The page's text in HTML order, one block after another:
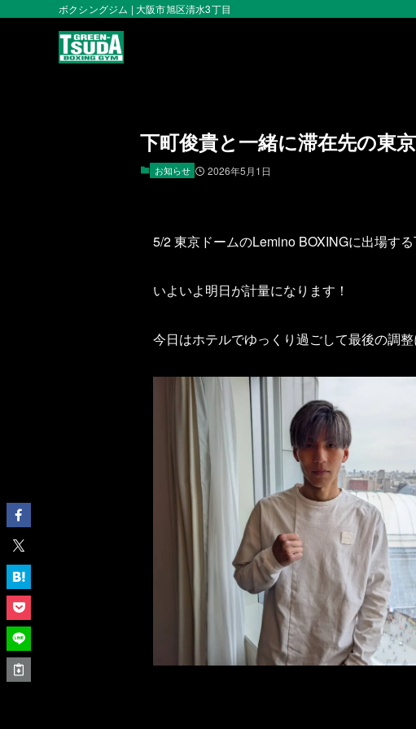
ボクシングジム | 大阪市旭区清水3丁目
下町俊貴と一緒に滞在先の東
お知らせ 2026年5月1日
5/2 東京ドームのLemino BOXINGに出場す
いよいよ明日が計量になります！
今日はホテルでゆっくり過ごして最後の調整